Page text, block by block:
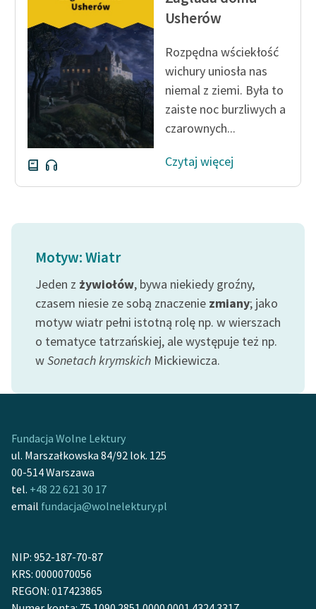
Kolekcje edukacyjne
twórców przechodzących
do domeny publicznej,
lektur szkolnych oraz
Starego Testamentu
Odkurzamy bohaterów
Szkoła Poezji Wolnych
O nas
Zasady wykorzystania
Wolnych Lektur
Logotypy
Materiały promocyjne
Regulamin biblioteki
Dane fundacji i
sprawozdania finansowe
Informacja o treściach
wrażliwych
Deklaracja dostępności
Usherów
Rozpędna wściekłość
wichury uniosła nas
niemal z ziemi. Była to
zaiste noc burzliwych a
czarownych...
Czytaj więcej
Motyw: Wiatr
Jeden z żywiołów, bywa niekiedy groźny,
czasem niesie ze sobą znaczenie zmiany; jako
motyw wiatr pełni istotną rolę np. w wierszach
o tematyce tatrzańskiej, ale występuje też np.
wSonetach krymskich Mickiewicza.
Fundacja Wolne Lektury
ul. Marszałkowska 84/92 lok. 125
00-514 Warszawa
tel. +48 22 621 30 17
email fundacja@wolnelektury.pl
NIP: 952-187-70-87
KRS: 0000070056
REGON: 017423865